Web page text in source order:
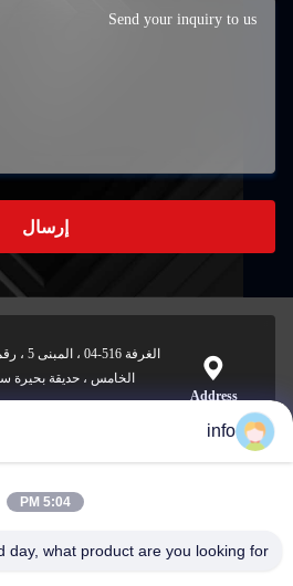
إرسال
Address
الخامس ، حديقة بحيرة
info@gdpowerplus.com
info
5:04 PM
day, what product are you looking for?